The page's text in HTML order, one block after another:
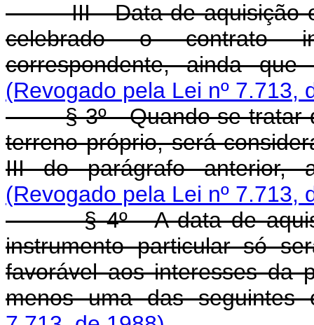
III - Data de aquisição ou
celebrado o contrato
correspondente, ainda
(Revogado pela Lei nº 7.713,
§ 3º - Quando se tratar de
terreno próprio, será
III do parágrafo anterior,
(Revogado pela Lei nº 7.713,
§ 4º - A data de
instrumento particular só
favorável aos interesses da
menos uma das seguintes